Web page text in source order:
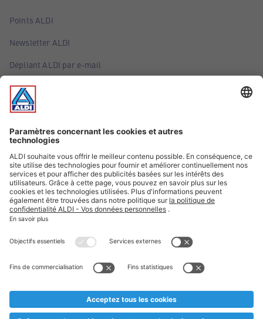
Points ALDI
Newsletter ALDI
Dépliant ALDI par e-mail
Offres
Infos essentielles
Suivez ALDI Belgique
Textes marqués d'un astérisque et mentions légales
* Nous vendons ces articles temporairement et jusqu'à
au cas où, malgré le planning bien étudié, nous serions
prématurément en rupture de stock. Prix Recupel et TVA incl.
** Sur ce site, l’utilisation de la forme masculine a été adoptée